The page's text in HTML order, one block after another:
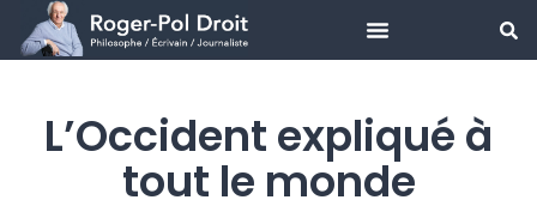
Aller
contenu
L’Occident expliqué à
tout le monde